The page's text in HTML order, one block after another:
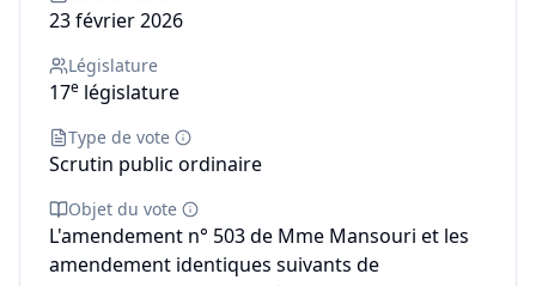
23 février 2026
Législature
17e législature
Type de vote
Scrutin public ordinaire
Objet du vote
L'amendement n° 503 de Mme Mansouri et les
amendement identiques suivants de